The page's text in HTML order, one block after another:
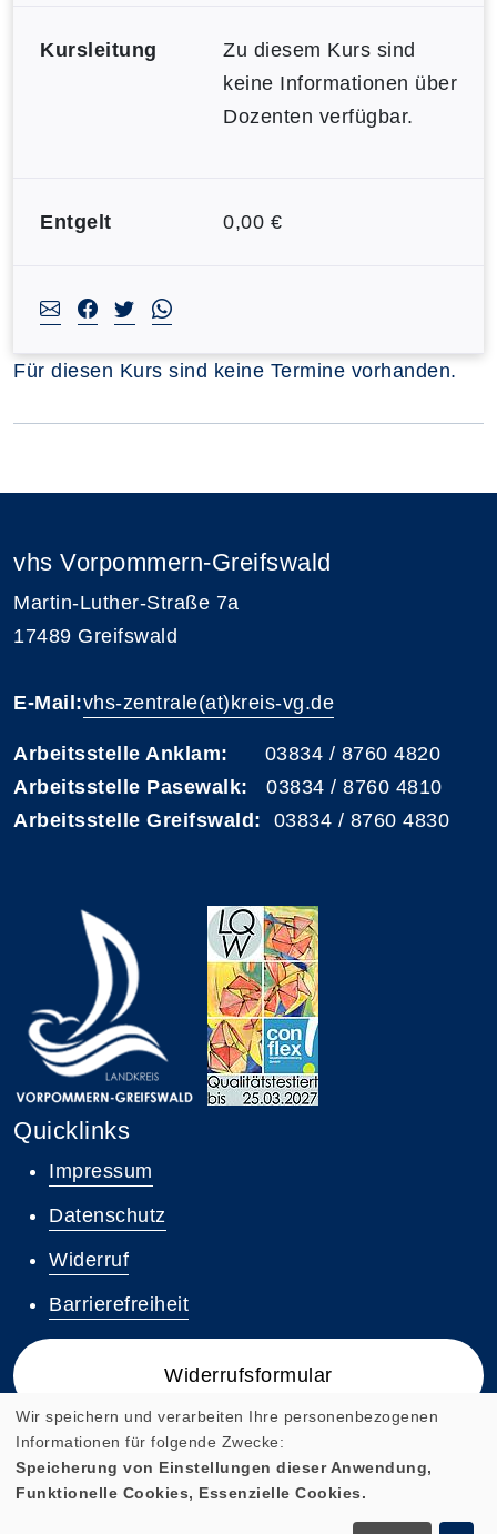
Kursleitung
Zu diesem Kurs sind
keine Informationen über
Dozenten verfügbar.
Entgelt 0,00 €
Für diesen Kurs sind keine Termine vorhanden.
vhs Vorpommern-Greifswald
Martin-Luther-Straße 7a
17489 Greifswald
E-Mail:vhs-zentrale(at)kreis-vg.de
Arbeitsstelle Anklam: 03834 / 8760 4820
Arbeitsstelle Pasewalk: 03834 / 8760 4810
Arbeitsstelle Greifswald: 03834 / 8760 4830
Quicklinks
Impressum
Datenschutz
Widerruf
Barrierefreiheit
Widerrufsformular
Cookie Einstellungen
Wir speichern und verarbeiten Ihre personenbezogenen
Informationen für folgende Zwecke:
Speicherung von Einstellungen dieser Anwendung,
Funktionelle Cookies, Essenzielle Cookies.